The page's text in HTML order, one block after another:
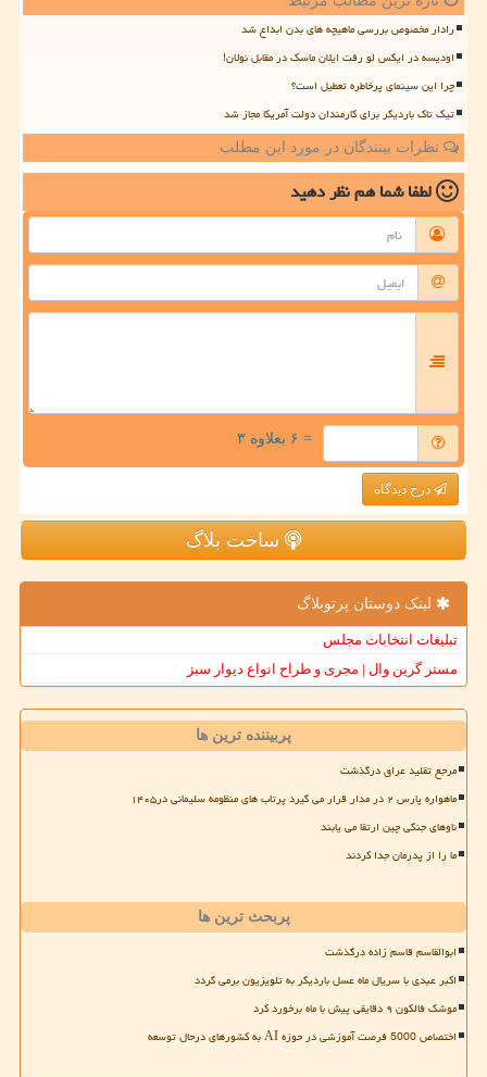
رادار مخصوص بررسی ماهیچه های بدن ابداع شد
اودیسه در ایکس لو رفت ایلان ماسک در مقابل نولان!
چرا این سینمای پرخاطره تعطیل است؟
تیک تاک باردیگر برای کارمندان دولت آمریکا مجاز شد
نظرات بینندگان در مورد این مطلب
لطفا شما همنظر دهید
= ۶ بعلاوه ۳
درج دیدگاه
ساخت بلاگ
لینک دوستان پرتوبلاگ
تبلیغات انتخابات مجلس
مستر گرین وال | مجری و طراح انواع دیوار سبز
پربیننده ترین ها
مرجع تقلید عراق درگذشت
ماهواره پارس ۲ در مدار قرار می گیرد پرتاب های منظومه سلیمانی در۱۴۰۵
ناوهای جنگی چین ارتقا می یابند
ما را از پدرمان جدا کردند
پربحث ترین ها
ابوالقاسم قاسم زاده درگذشت
اکبر عبدی با سریال ماه عسل باردیگر به تلویزیون برمی گردد
موشک فالکون ۹ دقایقی پیش با ماه برخورد کرد
اختصاص 5000 فرصت آموزشی در حوزه AI به کشورهای درحال توسعه